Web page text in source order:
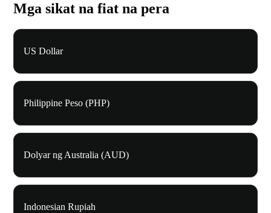
Mga sikat na fiat na pera
US Dollar
Philippine Peso (PHP)
Dolyar ng Australia (AUD)
Indonesian Rupiah